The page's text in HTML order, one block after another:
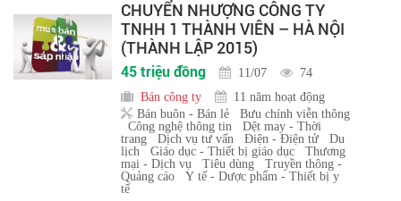
CHUYỂN NHƯỢNG CÔNG TY
TNHH 1 THÀNH VIÊN – HÀ NỘI
(THÀNH LẬP 2015)
45 triệu đồng 11/07
74
Bán công ty
11 năm hoạt động
Bán buôn - Bán lẻ
Bưu chính viễn thông
Công nghệ thông tin
Dệt may - Thời
trang
Dịch vụ tư vấn Điện - Điện tử
Du
lịch
Giáo dục - Thiết bị giáo dục
Thương
mại - Dịch vụ
Tiêu dùng
Truyền thông -
Quảng cáo
Y tế - Dược phẩm - Thiết bị y
tế